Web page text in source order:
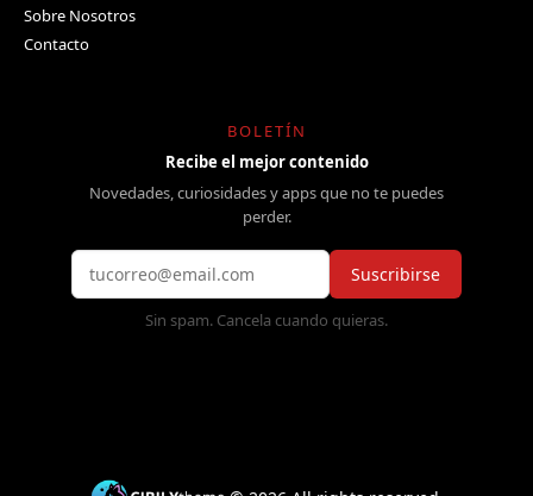
Sobre Nosotros
Contacto
BOLETÍN
Recibe el mejor contenido
Novedades, curiosidades y apps que no te puedes
perder.
Suscribirse
Sin spam. Cancela cuando quieras.